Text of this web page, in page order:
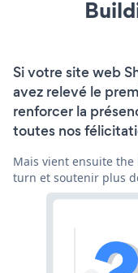
Si votre site web
avez relevé le
renforcer la
toutes nos
Mais vient ensuite
turn et soutenir plus